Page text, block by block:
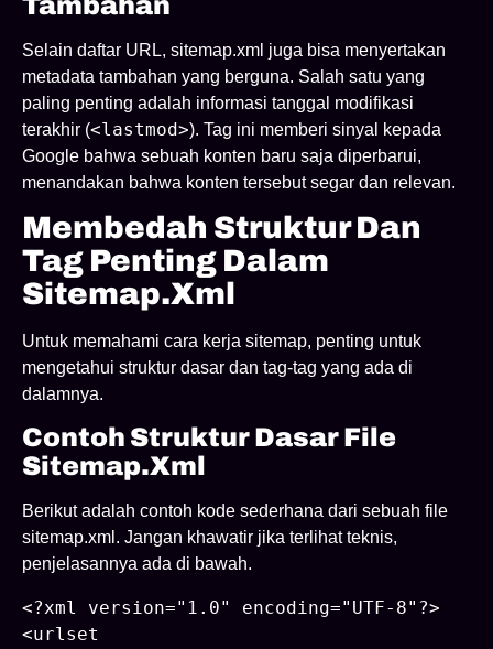
Selain daftar URL, sitemap.xml juga bisa menyertakan
metadata tambahan yang berguna. Salah satu yang
paling penting adalah informasi tanggal modifikasi
terakhir (<lastmod>). Tag ini memberi sinyal kepada
Google bahwa sebuah konten baru saja diperbarui,
menandakan bahwa konten tersebut segar dan relevan.
Membedah Struktur Dan
Tag Penting Dalam
Sitemap.xml
Untuk memahami cara kerja sitemap, penting untuk
mengetahui struktur dasar dan tag-tag yang ada di
dalamnya.
Contoh Struktur Dasar File
Sitemap.xml
Berikut adalah contoh kode sederhana dari sebuah file
sitemap.xml. Jangan khawatir jika terlihat teknis,
penjelasannya ada di bawah.
<?xml version="1.0" encoding="UTF-8"?>
<urlset